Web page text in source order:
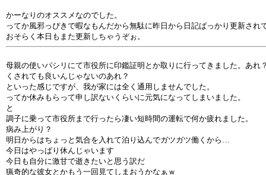
かーなりのオススメなのでした。
ってか風邪っぴきで暇なもんだから無駄に昨日から日記ばっかり更新され
おそらく本日もまた更新しちゃうぞぉ。
母親の使いパシリにて市役所に印鑑証明とか取りに行ってきました。あれ
くされても良いんじゃないのあれ？
といった感じですが、我が家には全く通用しませんでした。
ってか休みもらって申し訳ないくらいに元気になってしまいました。
と
調子に乗って市役所まで行ったら凄い短時間の運転で何か疲れました。
病み上がり？
明日からはちょっと気合を入れて泊り込んでガツガツ働くから…
今日はやっぱり休んじゃいます
今日も自分に激甘で逝きたいと思う訳だ
猟奇的な彼女とかもう一回見てしまおうかなぁｗ